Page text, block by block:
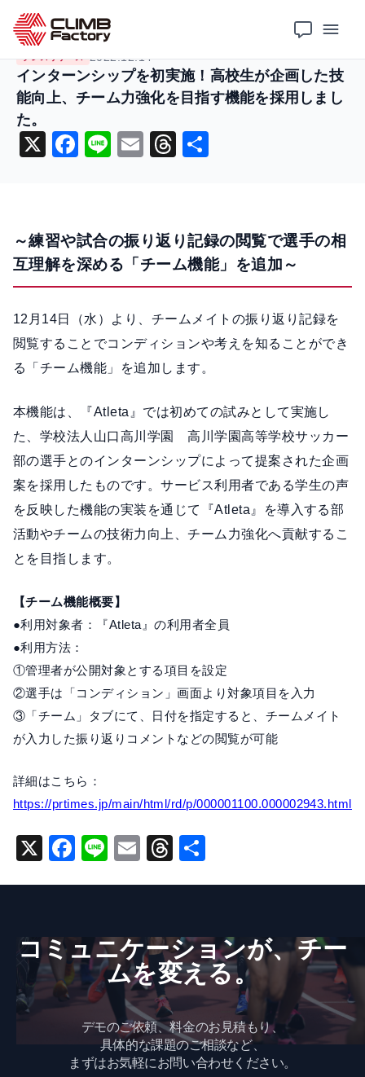
ホーム
プレスリリース 2022.12.14
インターンシップを初実施！高校生が企画した技
能向上、チーム力強化を目指す機能を採用しまし
た。
X
F
b
o
k
Li
E
T
d
s
～練習や試合の振り返り記録の閲覧で選手の相
互理解を深める「チーム機能」を追加～
12月14日（水）より、チームメイトの振り返り記録を
閲覧することでコンディションや考えを知ることができ
る「チーム機能」を追加します。
本機能は、『Atleta』では初めての試みとして実施し
た、学校法人山口高川学園 高川学園高等学校サッカー
部の選手とのインターンシップによって提案された企画
案を採用したものです。サービス利用者である学生の声
を反映した機能の実装を通じて『Atleta』を導入する部
活動やチームの技術力向上、チーム力強化へ貢献するこ
とを目指します。
【チーム機能概要】
●利用対象者：『Atleta』の利用者全員
●利用方法：
①管理者が公開対象とする項目を設定
②選手は「コンディション」画面より対象項目を入力
③「チーム」タブにて、日付を指定すると、チームメイト
が入力した振り返りコメントなどの閲覧が可能
詳細はこちら：
https://prtimes.jp/main/html/rd/p/000001100.000002943.html
X
F
b
o
o
k
Li
E
T
d
s
コミュニケーションが、​チー
ムを​変える。
デモのご依頼、料金のお見積もり、
具体的な課題のご相談など、
まずはお気軽にお問い合わせください。